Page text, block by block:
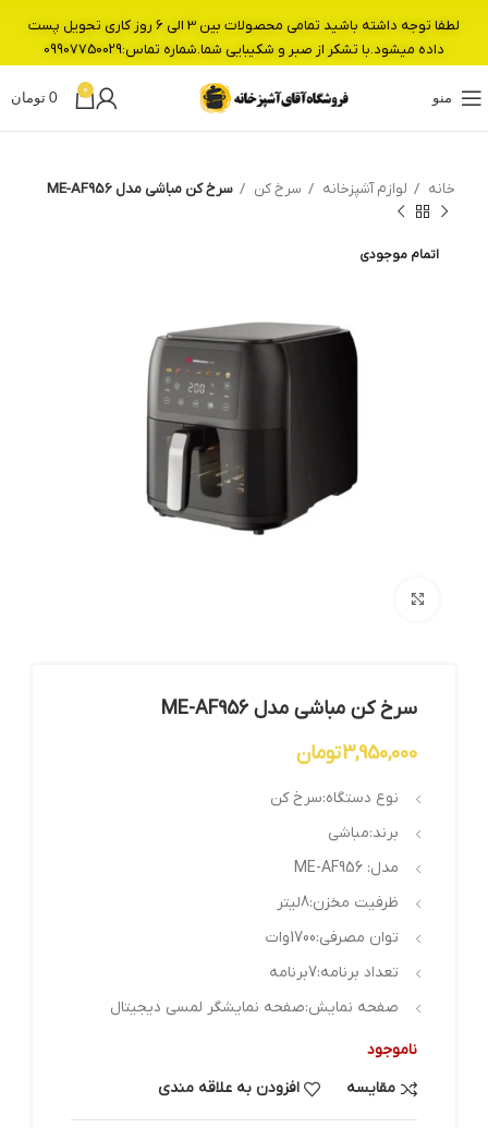
منو
0
0 تومان
خانه لوازم آشپزخانه سرخ کن سرخ کن مباشی مدل ME-AF956
اتمام موجودی
سرخ کن مباشی مدل ME-AF956
3,950,000تومان
نوع دستگاه:سرخ کن
برند:مباشی
مدل: ME-AF956
ظرفیت مخزن:8لیتر
توان مصرفی:1700وات
تعداد برنامه:7برنامه
صفحه نمایش:صفحه نمایشگر لمسی دیجیتال
ناموجود
مقایسه
افزودن به علاقه مندی
لطفا توجه داشته باشید تمامی محصولات بین 3 الی 6 روز کاری تحویل پست
داده میشود.با تشکر از صبر و شکیبایی شما.شماره تماس:09907750029